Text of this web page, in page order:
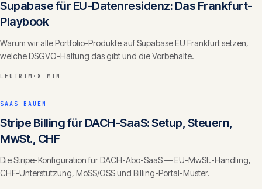
Supabase für EU-Datenresidenz: Das Frankfurt-
Playbook
Warum wir alle Portfolio-Produkte auf Supabase EU Frankfurt setzen,
welche DSGVO-Haltung das gibt und die Vorbehalte.
LEUTRIM · 8 MIN
SAAS BAUEN
Stripe Billing für DACH-SaaS: Setup, Steuern,
MwSt., CHF
Die Stripe-Konfiguration für DACH-Abo-SaaS — EU-MwSt.-Handling,
CHF-Unterstützung, MoSS/OSS und Billing-Portal-Muster.